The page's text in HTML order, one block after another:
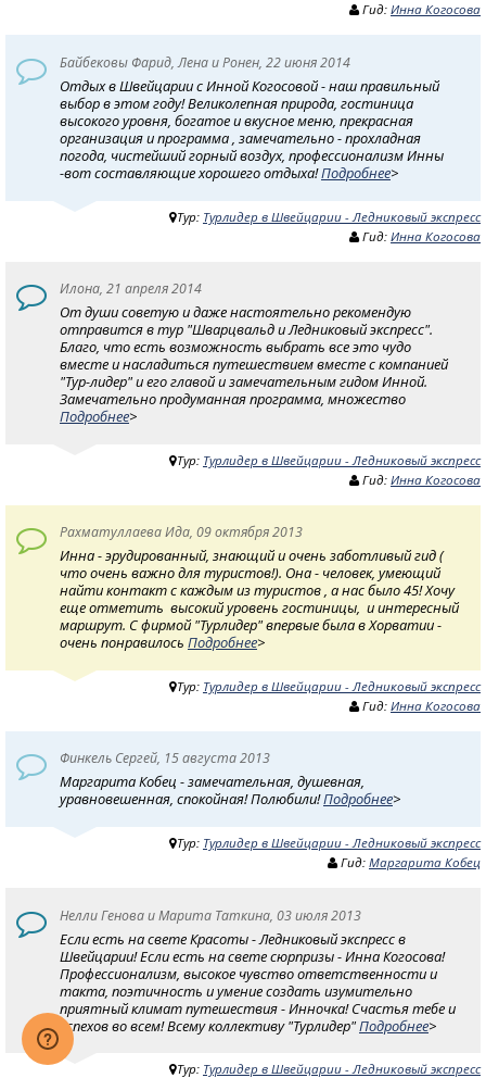
Гид: Инна Когосова
Байбековы Фарид, Лена и Ронен, 22 июня 2014
Отдых в Швейцарии с Инной Когосовой - наш правильный
выбор в этом году! Великолепная природа, гостиница
высокого уровня, богатое и вкусное меню, прекрасная
организация и программа , замечательно - прохладная
погода, чистейший горный воздух, профессионализм Инны
-вот составляющие хорошего отдыха!Подробнее>
Тур: Турлидер в Швейцарии - Ледниковый экспресс
Гид: Инна Когосова
Илона, 21 апреля 2014
От души советую и даже настоятельно рекомендую
отправится в тур "Шварцвальд и Ледниковый экспресс".
Благо, что есть возможность выбрать все это чудо
вместе и насладиться путешествием вместе с компанией
"Тур-лидер" и его главой и замечательным гидом Инной.
Замечательно продуманная программа, множество
Подробнее>
Тур: Турлидер в Швейцарии - Ледниковый экспресс
Гид: Инна Когосова
Рахматуллаева Ида, 09 октября 2013
Инна - эрудированный, знающий и очень заботливый гид (
что очень важно для туристов!). Она - человек, умеющий
найти контакт с каждым из туристов , а нас было 45! Хочу
еще отметить высокий уровень гостиницы, и интересный
маршрут. С фирмой "Турлидер" впервые была в Хорватии -
очень понравилось Подробнее>
Тур: Турлидер в Швейцарии - Ледниковый экспресс
Гид: Инна Когосова
Финкель Сергей, 15 августа 2013
Маргарита Кобец - замечательная, душевная,
уравновешенная, спокойная! Полюбили!Подробнее>
Тур: Турлидер в Швейцарии - Ледниковый экспресс
Гид: Маргарита Кобец
Нелли Генова и Марита Таткина, 03 июля 2013
Если есть на свете Красоты - Ледниковый экспресс в
Швейцарии! Если есть на свете сюрпризы - Инна Когосова!
Профессионализм, высокое чувство ответственности и
такта, поэтичность и умение создать изумительно
приятный климат путешествия - Инночка! Счастья тебе и
успехов во всем! Всему коллективу "Турлидер"Подробнее>
Тур: Турлидер в Швейцарии - Ледниковый экспресс